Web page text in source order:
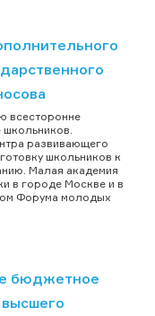
всесторонне
школьников.
развивающего
школьников к
Малая академия
в городе Москве и в
Форума молодых
бюджетное